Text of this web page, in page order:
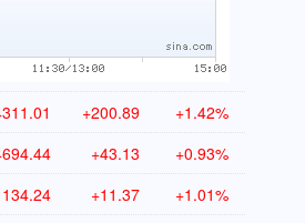
+200.89 +1.42%
+43.13 +0.93%
+11.37 +1.01%